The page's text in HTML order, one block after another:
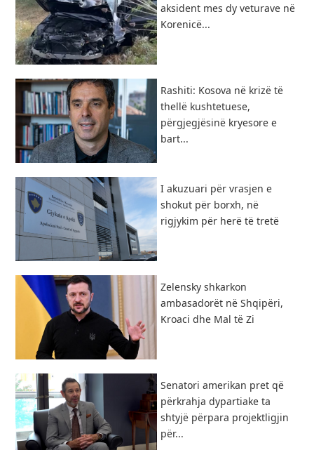
aksident mes dy veturave në
Korenicë...
Rashiti: Kosova në krizë të
thellë kushtetuese,
përgjegjësinë kryesore e
bart...
I akuzuari për vrasjen e
shokut për borxh, në
rigjykim për herë të tretë
Zelensky shkarkon
ambasadorët në Shqipëri,
Kroaci dhe Mal të Zi
Senatori amerikan pret që
përkrahja dypartiake ta
shtyjë përpara projektligjin
për...